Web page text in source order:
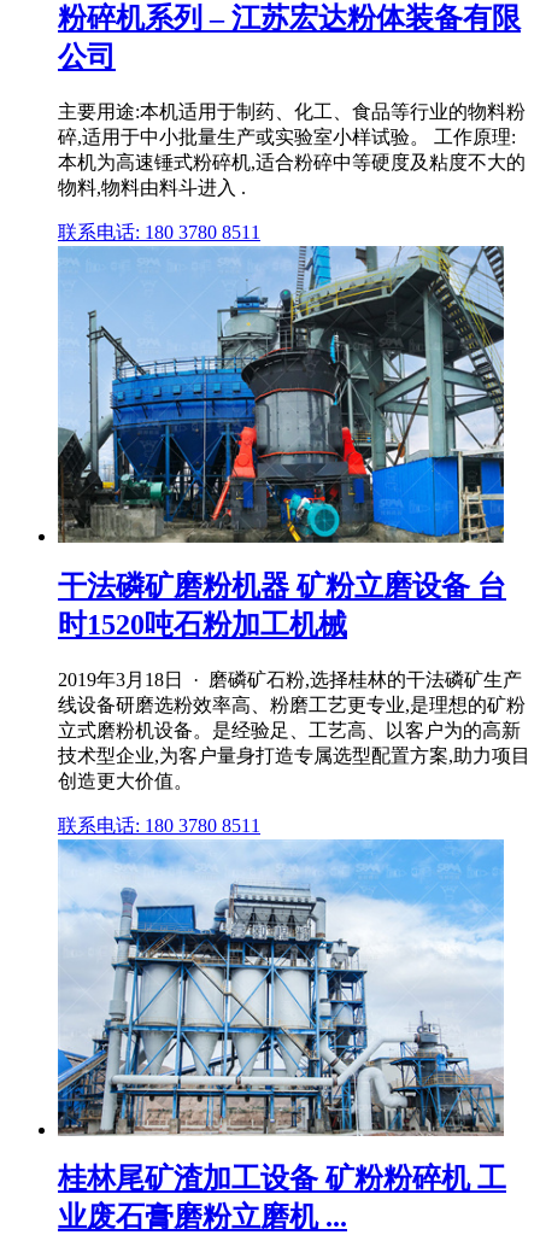
粉碎机系列 – 江苏宏达粉体装备有限
公司
主要用途:本机适用于制药、化工、食品等行业的物料粉
碎,适用于中小批量生产或实验室小样试验。 工作原理:
本机为高速锤式粉碎机,适合粉碎中等硬度及粘度不大的
物料,物料由料斗进入 .
联系电话: 180 3780 8511
干法磷矿磨粉机器 矿粉立磨设备 台
时1520吨石粉加工机械
2019年3月18日 · 磨磷矿石粉,选择桂林的干法磷矿生产
线设备研磨选粉效率高、粉磨工艺更专业,是理想的矿粉
立式磨粉机设备。是经验足、工艺高、以客户为的高新
技术型企业,为客户量身打造专属选型配置方案,助力项目
创造更大价值。
联系电话: 180 3780 8511
桂林尾矿渣加工设备 矿粉粉碎机 工
业废石膏磨粉立磨机 ...